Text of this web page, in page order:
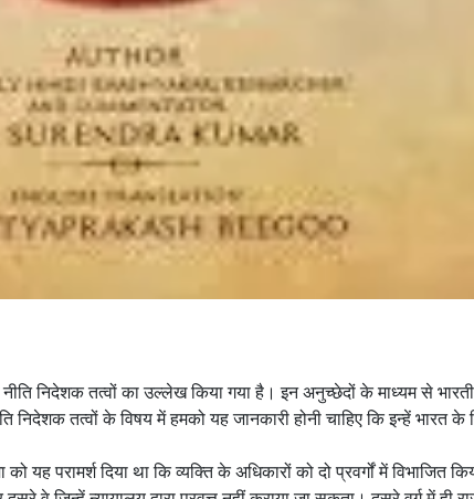
निदेशक तत्वों का उल्लेख किया गया है। इन अनुच्छेदों के माध्यम से
तत्वों के विषय में हमको यह जानकारी होनी चाहिए कि इन्हें भारत के
परामर्श दिया था कि व्यक्ति के अधिकारों को दो प्रवर्गों में विभाजित